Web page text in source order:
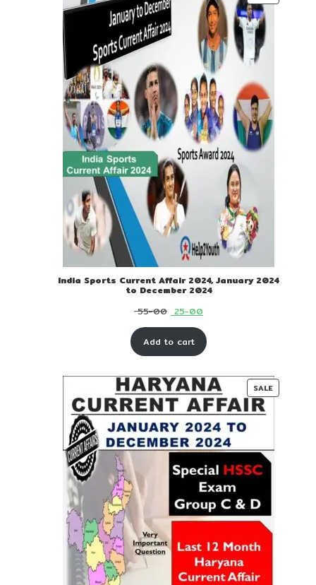
India Sports Current Affair 2024, January 2024
to December 2024
55-00 Original
price
was:
00.
25-00Current
price
is:
00.
Add to cart
SALE